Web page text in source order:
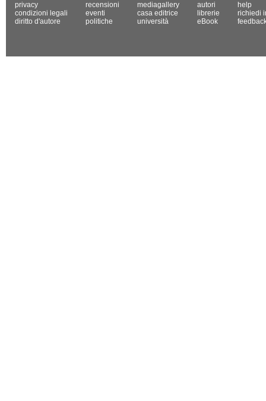
privacy
condizioni legali
diritto d'autore
recensioni
eventi
politiche
mediagallery
casa editrice
università
autori
librerie
eBook
help
richiedi